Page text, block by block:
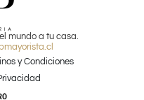
mundo a tu casa.
y Condiciones